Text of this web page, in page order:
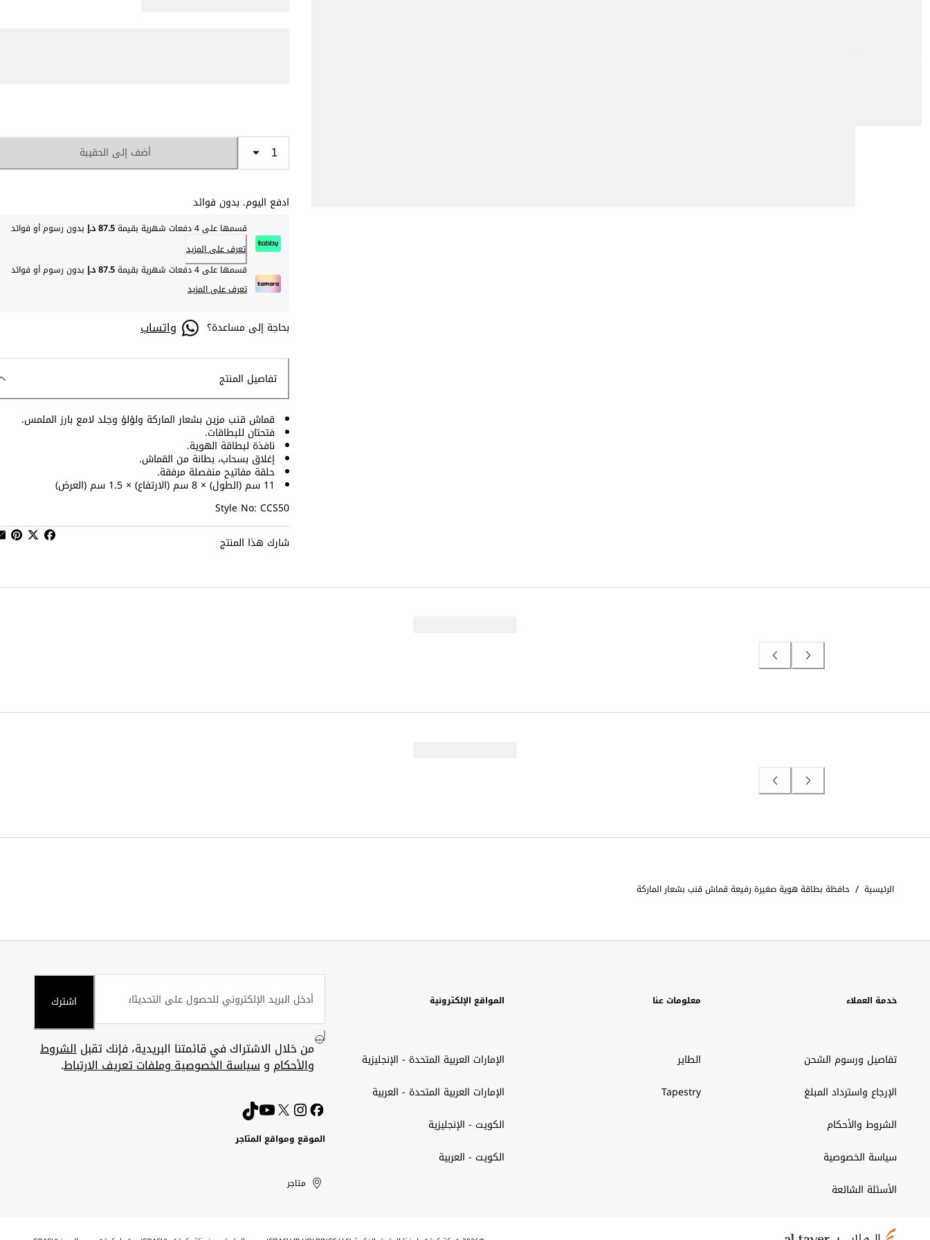
أضف إلى الحقيبة
ادفع اليوم. بدون فوائد
قسمها على 4 دفعات شهرية بقيمة 87.5 د.إ
بدون رسوم أو فوائد
تعرف على المزيد
قسمها على 4 دفعات شهرية بقيمة
87.5 د.إ
بدون رسوم أو فوائد
تعرف على المزيد
بحاجة إلى مساعدة؟ واتساب
تفاصيل المنتج
قماش قنب مزين بشعار الماركة ولؤلؤ وجلد لامع بارز الملمس.
فتحتان للبطاقات.
نافذة لبطاقة الهوية.
إغلاق بسحاب، بطانة من القماش.
حلقة مفاتيح منفصلة مرفقة.
11 سم (الطول) × 8 سم (الارتفاع) × 1.5 سم (العرض)
Style No: CCS50
شارك هذا المنتج
الرئيسية / حافظة بطاقة هوية صغيرة رفيعة قماش قنب بشعار الماركة
خدمة العملاء
تفاصيل ورسوم الشحن
الإرجاع واسترداد المبلغ
الشروط والأحكام
سياسة الخصوصية
الأسئلة الشائعة
معلومات عنا
الطاير
Tapestry
المواقع الإلكترونية
الإمارات العربية المتحدة - الإنجليزية
الإمارات العربية المتحدة - العربية
الكويت - الإنجليزية
الكويت - العربية
اشترك
من خلال الاشتراك في قائمتنا البريدية، فإنك تقبلالشروط
والأحكام وسياسة الخصوصية وملفات تعريف الارتباط.
الموقع ومواقع المتاجر
United
Arab
Kuwait
الإمارات
العربية
الكويت
متاجر